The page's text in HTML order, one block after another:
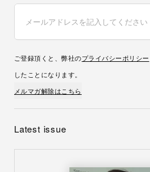
ご登録頂くと、弊社のプライバシーポリシー
したことになります。
メルマガ解除はこちら
Latest issue